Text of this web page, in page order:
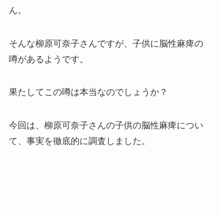
ん。
そんな柳原可奈子さんですが、子供に脳性麻痺の
噂があるようです。
果たしてこの噂は本当なのでしょうか？
今回は、柳原可奈子さんの子供の脳性麻痺につい
て、事実を徹底的に調査しました。